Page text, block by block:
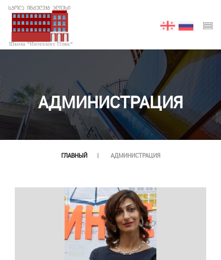
АДМИНИСТРАЦИЯ
ГЛАВНЫЙ АДМИНИСТРАЦИЯ